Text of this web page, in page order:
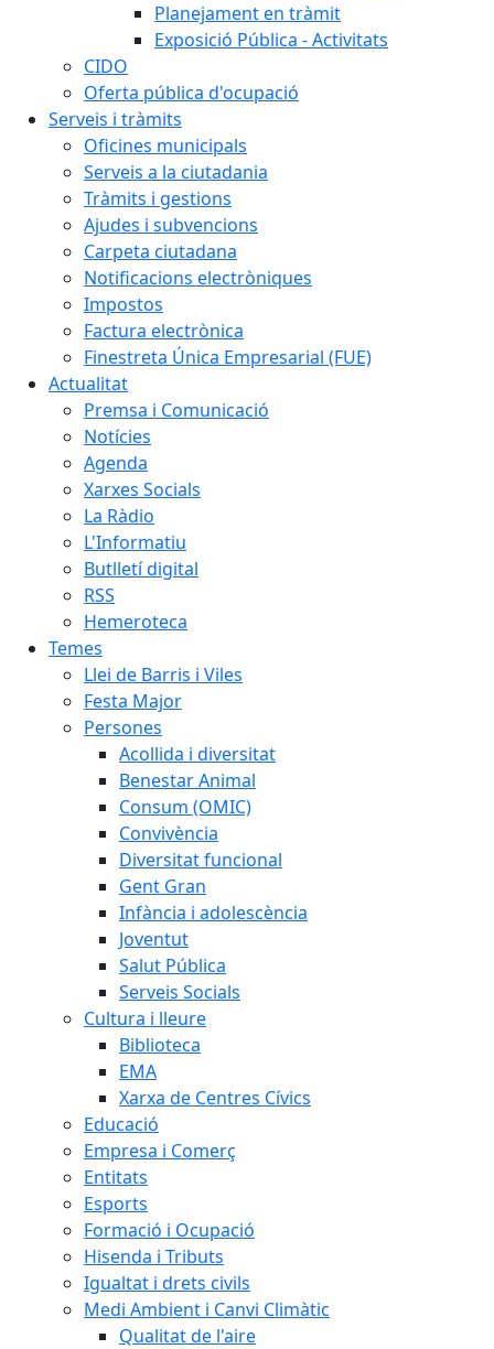
Planejament en tràmit
Exposició Pública - Activitats
CIDO
Oferta pública d'ocupació
Serveis i tràmits
Oficines municipals
Serveis a la ciutadania
Tràmits i gestions
Ajudes i subvencions
Carpeta ciutadana
Notificacions electròniques
Impostos
Factura electrònica
Finestreta Única Empresarial (FUE)
Actualitat
Premsa i Comunicació
Notícies
Agenda
Xarxes Socials
La Ràdio
L'Informatiu
Butlletí digital
RSS
Hemeroteca
Temes
Llei de Barris i Viles
Festa Major
Persones
Acollida i diversitat
Benestar Animal
Consum (OMIC)
Convivència
Diversitat funcional
Gent Gran
Infància i adolescència
Joventut
Salut Pública
Serveis Socials
Cultura i lleure
Biblioteca
EMA
Xarxa de Centres Cívics
Educació
Empresa i Comerç
Entitats
Esports
Formació i Ocupació
Hisenda i Tributs
Igualtat i drets civils
Medi Ambient i Canvi Climàtic
Qualitat de l'aire